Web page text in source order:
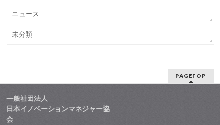
ニュース
未分類
PAGETOP
一般社団法人
日本イノベーションマネジャー協
会